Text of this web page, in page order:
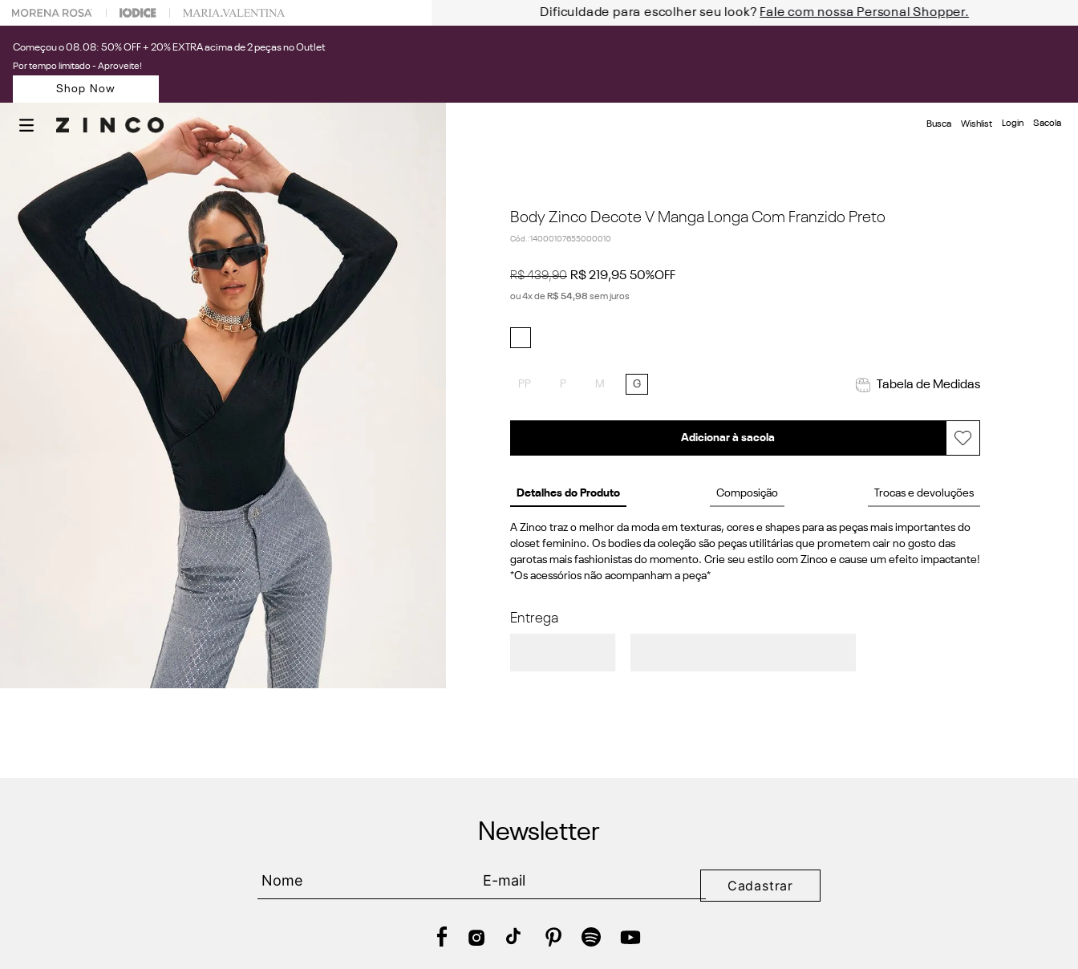
na sua 1° compra usando o cupom: PRIMEIRAZIN Dificuldade para escolher seu look? Fale com nossa Personal Shopper.
Começou o 08.08: 50% OFF + 20% EXTRA acima de 2 peças no Outlet
Por tempo limitado - Aproveite!
Shop Now
Busca Wishlist Login
Body Zinco Decote V Manga Longa Com Franzido Preto
Cód. :14000107655000010
R$ 439,90 R$219,95 50%OFF
ou4x de R$ 54,98 sem juros
PP P M G Tabela de Medidas
Adicionar à sacola
Detalhes do Produto Composição Trocas e devoluções
A Zinco traz o melhor da moda em texturas, cores e shapes para as peças mais importantes do
closet feminino. Os bodies da coleção são peças utilitárias que prometem cair no gosto das
garotas mais fashionistas do momento. Crie seu estilo com Zinco e cause um efeito impactante!
*Os acessórios não acompanham a peça*
Entrega
Newsletter
Cadastrar